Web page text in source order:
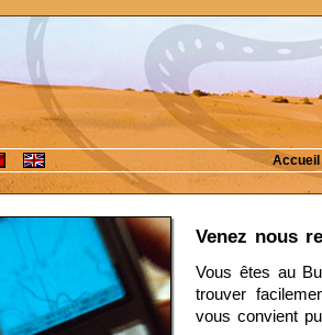
Accueil
Venez nous
Vous êtes au
trouver
vous convient